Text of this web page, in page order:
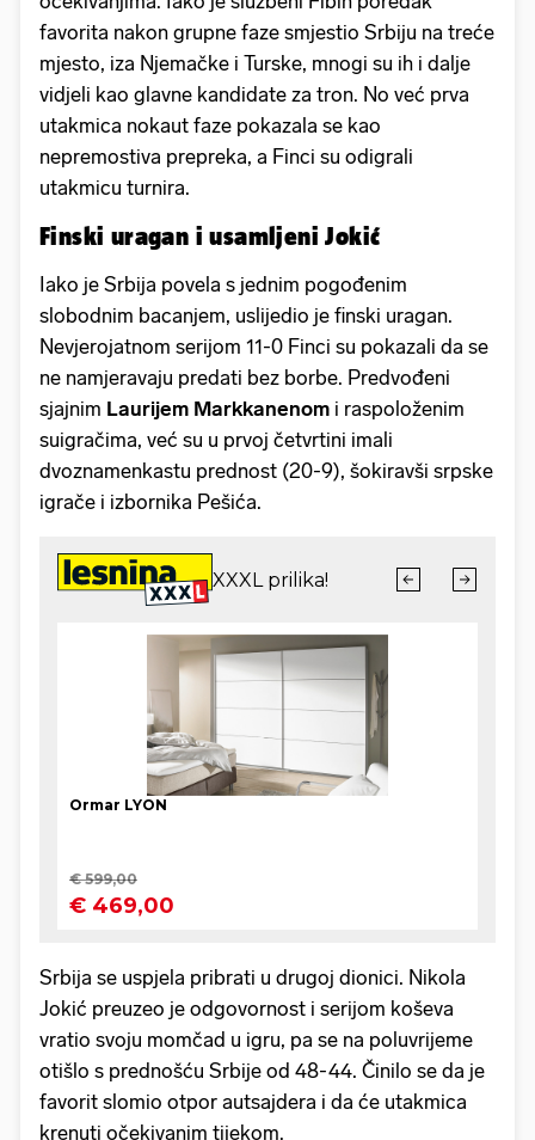
favorita nakon grupne faze smjestio Srbiju na treće
mjesto, iza Njemačke i Turske, mnogi su ih i dalje
vidjeli kao glavne kandidate za tron. No već prva
utakmica nokaut faze pokazala se kao
nepremostiva prepreka, a Finci su odigrali
utakmicu turnira.
Finski uragan i usamljeni Jokić
Iako je Srbija povela s jednim pogođenim
slobodnim bacanjem, uslijedio je finski uragan.
Nevjerojatnom serijom 11-0 Finci su pokazali da se
ne namjeravaju predati bez borbe. Predvođeni
sjajnim Laurijem Markkanenom i raspoloženim
suigračima, već su u prvoj četvrtini imali
dvoznamenkastu prednost (20-9), šokiravši srpske
igrače i izbornika Pešića.
Srbija se uspjela pribrati u drugoj dionici. Nikola
Jokić preuzeo je odgovornost i serijom koševa
vratio svoju momčad u igru, pa se na poluvrijeme
otišlo s prednošću Srbije od 48-44. Činilo se da je
favorit slomio otpor autsajdera i da će utakmica
krenuti očekivanim tijekom.